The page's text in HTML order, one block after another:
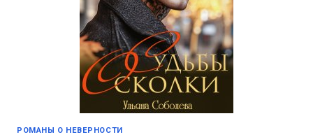
РОМАНЫ О НЕВЕРНОСТИ